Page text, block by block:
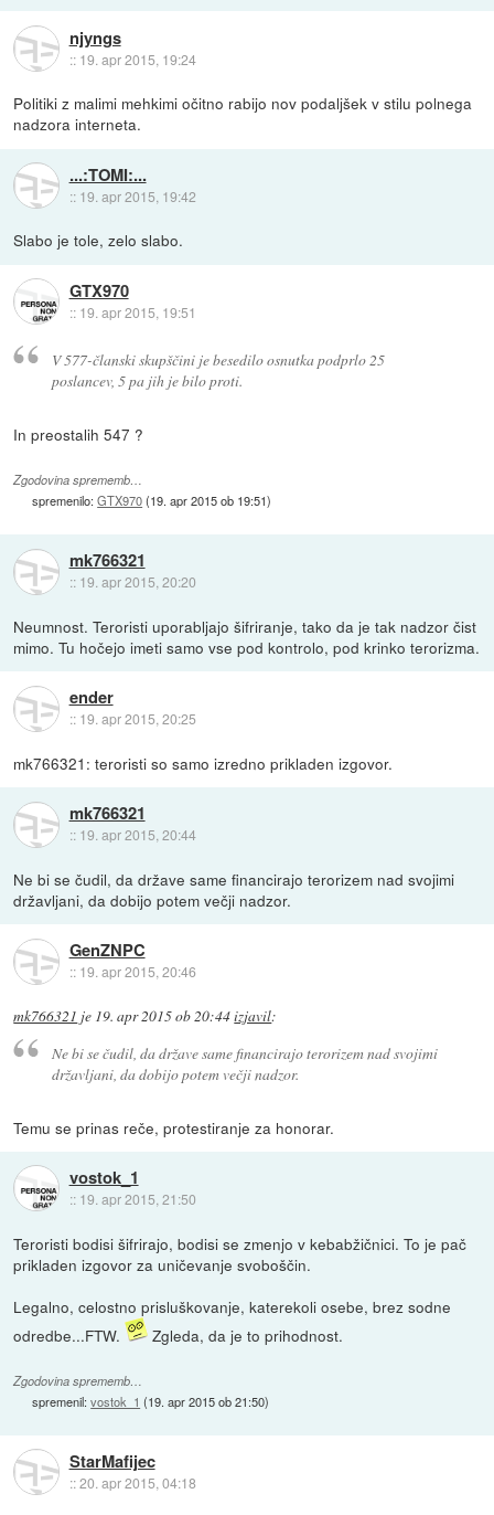
njyngs
:: 19. apr 2015, 19:24
Politiki z malimi mehkimi očitno rabijo nov podaljšek v stilu polnega
nadzora interneta.
...:TOMI:...
:: 19. apr 2015, 19:42
Slabo je tole, zelo slabo.
GTX970
:: 19. apr 2015, 19:51
V 577-članski skupščini je besedilo osnutka podprlo 25
poslancev, 5 pa jih je bilo proti.
In preostalih 547 ?
Zgodovina sprememb…
spremenilo:GTX970(19. apr 2015 ob 19:51)
mk766321
:: 19. apr 2015, 20:20
Neumnost. Teroristi uporabljajo šifriranje, tako da je tak nadzor čist
mimo. Tu hočejo imeti samo vse pod kontrolo, pod krinko terorizma.
ender
:: 19. apr 2015, 20:25
mk766321: teroristi so samo izredno prikladen izgovor.
mk766321
:: 19. apr 2015, 20:44
Ne bi se čudil, da države same financirajo terorizem nad svojimi
državljani, da dobijo potem večji nadzor.
GenZNPC
:: 19. apr 2015, 20:46
mk766321 je 19. apr 2015 ob 20:44izjavil:
Ne bi se čudil, da države same financirajo terorizem nad svojimi
državljani, da dobijo potem večji nadzor.
Temu se prinas reče, protestiranje za honorar.
vostok_1
:: 19. apr 2015, 21:50
Teroristi bodisi šifrirajo, bodisi se zmenjo v kebabžičnici. To je pač
prikladen izgovor za uničevanje svoboščin.
Legalno, celostno prisluškovanje, katerekoli osebe, brez sodne
odredbe...FTW.
Zgleda, da je to prihodnost.
Zgodovina sprememb…
spremenil:vostok_1 (19. apr 2015 ob 21:50)
StarMafijec
::20. apr 2015, 04:18